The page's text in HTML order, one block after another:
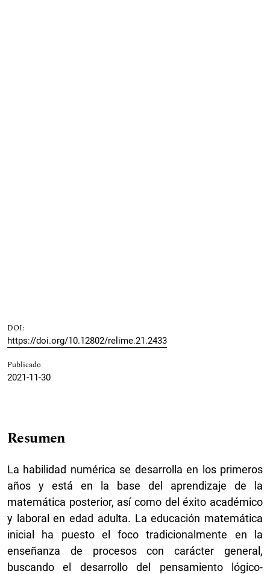
DOI:
https://doi.org/10.12802/relime.21.2433
Publicado
2021-11-30
Resumen
La habilidad numérica se desarrolla en los primeros
años y está en la base del aprendizaje de la
matemática posterior, así como del éxito académico
y laboral en edad adulta. La educación matemática
inicial ha puesto el foco tradicionalmente en la
enseñanza de procesos con carácter general,
buscando el desarrollo del pensamiento lógico-